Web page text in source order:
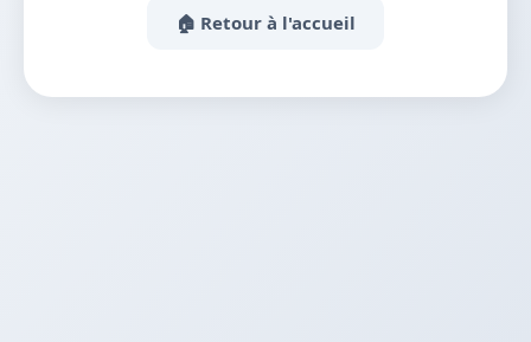
🏠 Retour à l'accueil